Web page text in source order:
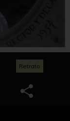
Retrato